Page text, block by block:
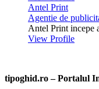
Antel Print
Agentie de
Antel Print incepe
View Profile
tipoghid.ro – Portalul